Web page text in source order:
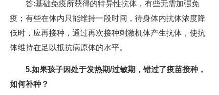
答:基础免疫所获得的特异性抗体，有些无需加强免
疫；有些在体内只能维持一段时间，待身体内抗体浓度降
低时，应再接种，通过再次接种刺激机体产生抗体，使抗
体维持在足以抵抗病原体的水平。
5.如果孩子因处于发热期/过敏期，错过了疫苗接种，
如何补种？